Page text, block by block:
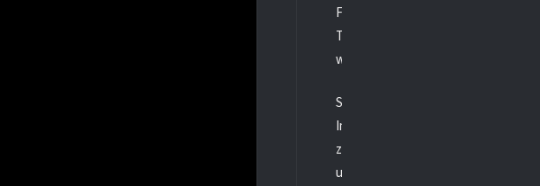
Finale der DNL3 Nord gespielt. In
Trainer Fabian Schwarze eine
wartet mit dem EHC Erfurt die
Spiel 1: EV Duisburg – REV
Im ersten Halbfinalspiel gerieten
zweiten Drittel zu ihrer gewohnten
und Florian Stehr trafen jeweils